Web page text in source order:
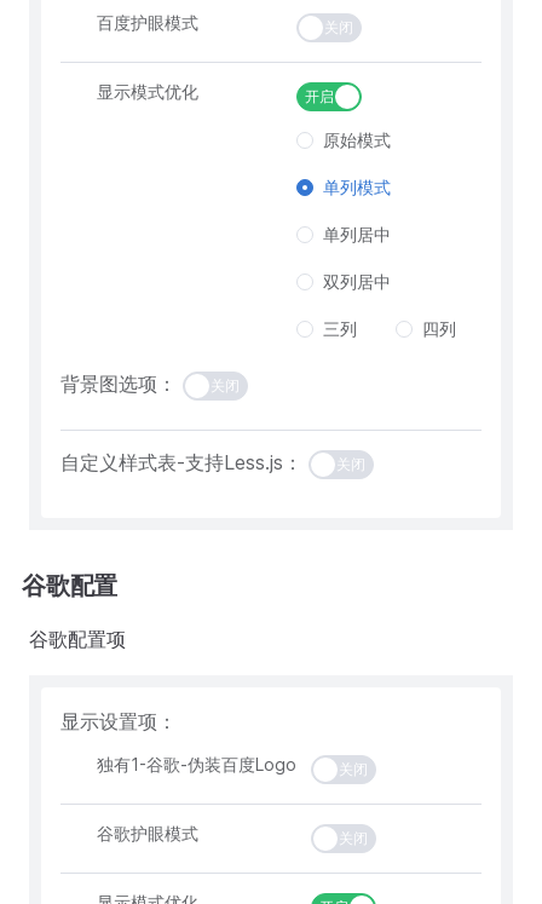
百度护眼模式 关闭
显示模式优化 开启
原始模式
单列模式
单列居中
双列居中
三列 四列
背景图选项： 关闭
自定义样式表-支持Less.js： 关闭
谷歌配置
谷歌配置项
显示设置项：
独有1-谷歌-伪装百度Logo 关闭
谷歌护眼模式 关闭